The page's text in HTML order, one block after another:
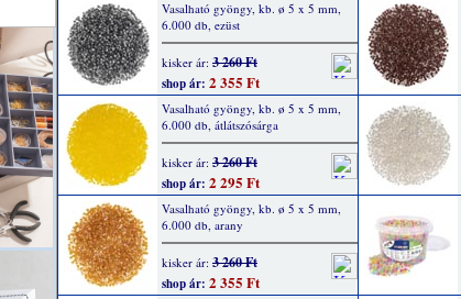
Vasalható gyöngy, kb. ø 5 x 5 mm,
6.000 db, ezüst
kisker ár: 3 260 Ft
shop ár: 2 355 Ft
Vasalható gyöngy, kb. ø 5 x 5 mm,
6.000 db, átlátszósárga
kisker ár: 3 260 Ft
shop ár: 2 295 Ft
Vasalható gyöngy, kb. ø 5 x 5 mm,
6.000 db, arany
kisker ár: 3 260 Ft
shop ár: 2 355 Ft